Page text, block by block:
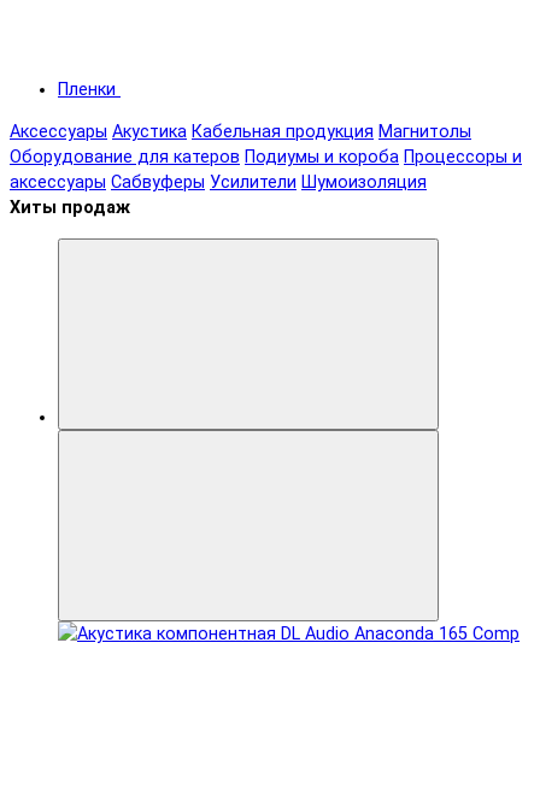
Пленки
Аксессуары Акустика Кабельная продукция Магнитолы
Оборудование для катеров Подиумы и короба Процессоры и
аксессуары Сабвуферы Усилители Шумоизоляция
Хиты продаж